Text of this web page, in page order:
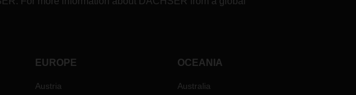
EUROPE
Austria
OCEANIA
Australia